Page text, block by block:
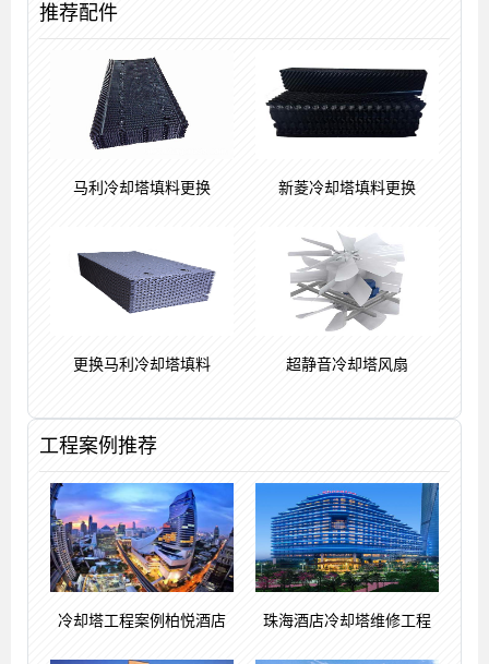
推荐配件
马利冷却塔填料更换 新菱冷却塔填料更换
更换马利冷却塔填料 超静音冷却塔风扇
工程案例推荐
冷却塔工程案例柏悦酒店 珠海酒店冷却塔维修工程